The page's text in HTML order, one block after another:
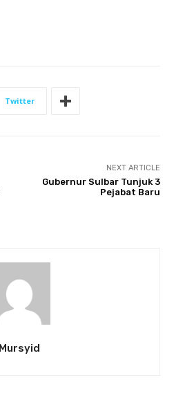
Twitter
NEXT ARTICLE
Gubernur Sulbar Tunjuk 3
Pejabat Baru
Mursyid